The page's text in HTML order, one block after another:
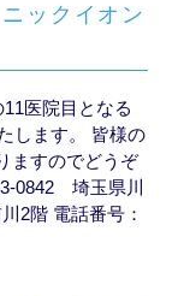
ックイオン
医院目となる
します。 皆様の
ますのでどうぞ
0842 埼玉県川
2階 電話番号：